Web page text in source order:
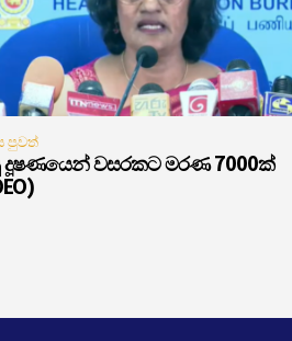
පුවත්
දූෂණයෙන් වසරකට මරණ 7000ක්